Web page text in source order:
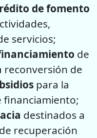
de fomento
servicios;
de
reconversión de
para la
financiamiento;
destinados a
recuperación